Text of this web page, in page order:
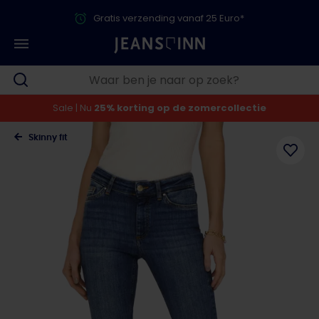
Gratis verzending vanaf 25 Euro*
Sale | Nu 25% korting op de zomercollectie
Skinny fit